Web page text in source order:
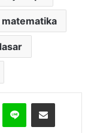
Telegram